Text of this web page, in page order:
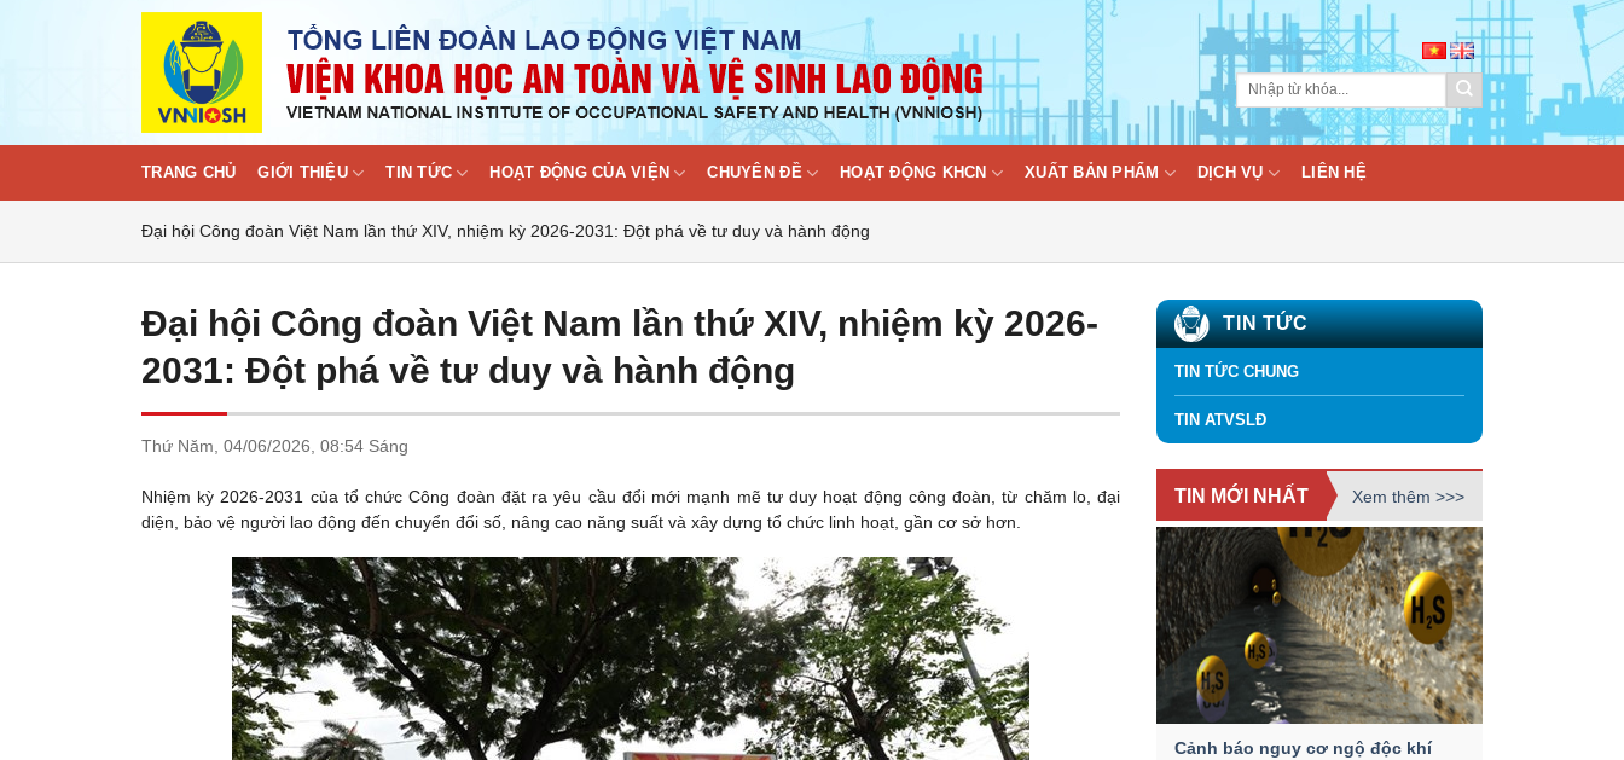
TRANG CHỦ GIỚI THIỆU TIN TỨC HOẠT ĐỘNG CỦA VIỆN CHUYÊN ĐỀ HOẠT ĐỘNG KHCN XUẤT BẢN PHẨM DỊCH VỤ LIÊN HỆ
Đại hội Công đoàn Việt Nam lần thứ XIV, nhiệm kỳ 2026-2031: Đột phá về tư duy và hành động
Đại hội Công đoàn Việt Nam lần thứ XIV, nhiệm kỳ 2026-
2031: Đột phá về tư duy và hành động
Thứ Năm, 04/06/2026, 08:54 Sáng
Nhiệm kỳ 2026-2031 của tổ chức Công đoàn đặt ra yêu cầu đổi mới mạnh mẽ tư duy hoạt động công đoàn, từ chăm lo, đại
diện, bảo vệ người lao động đến chuyển đổi số, nâng cao năng suất và xây dựng tổ chức linh hoạt, gần cơ sở hơn.
TIN TỨC
TIN TỨC CHUNG
TIN ATVSLĐ
TIN MỚI NHẤT Xem thêm >>>
Cảnh báo nguy cơ ngộ độc khí